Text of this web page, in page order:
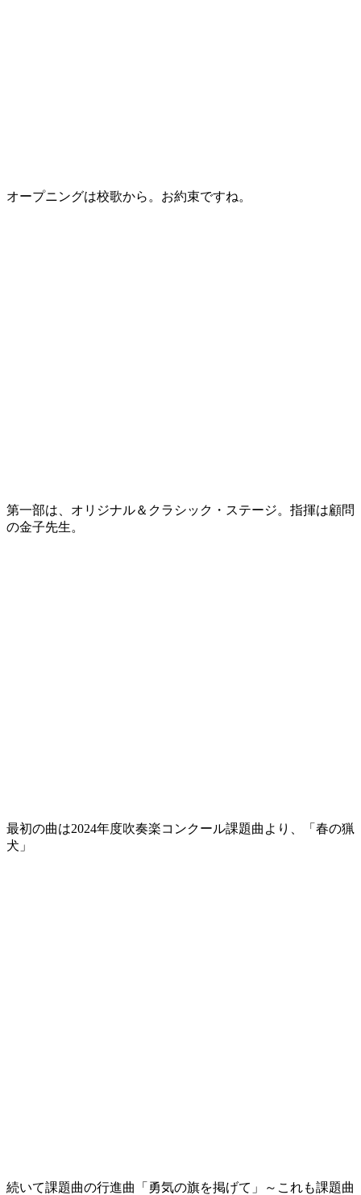
オープニングは校歌から。お約束ですね。
第一部は、オリジナル＆クラシック・ステージ。指揮は顧問
の金子先生。
最初の曲は2024年度吹奏楽コンクール課題曲より、「春の猟
犬」
続いて課題曲の行進曲「勇気の旗を掲げて」～これも課題曲